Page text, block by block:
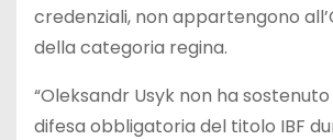
credenziali, non appartengono
della categoria regina.
“Oleksandr Usyk non ha
difesa obbligatoria del titolo IBF